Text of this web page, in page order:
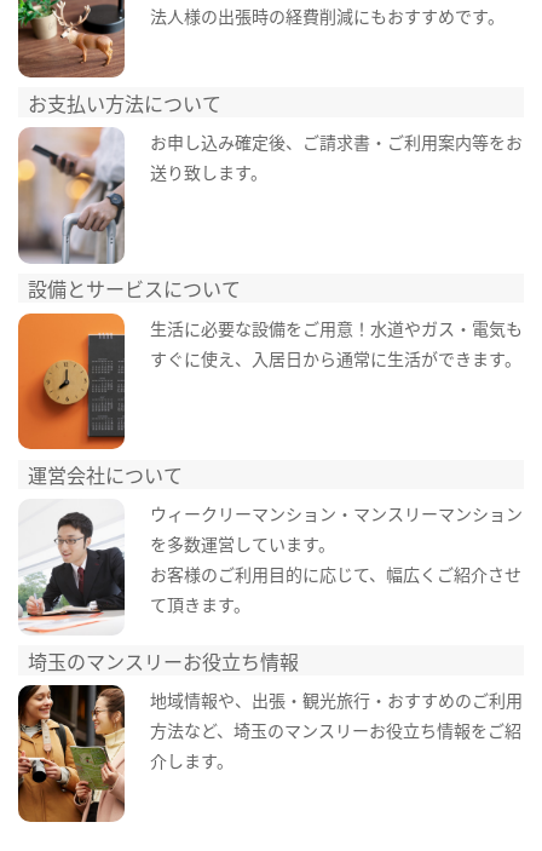
法人様の出張時の経費削減にもおすすめです。
お支払い方法について
お申し込み確定後、ご請求書・ご利用案内等をお
送り致します。
設備とサービスについて
生活に必要な設備をご用意！水道やガス・電気も
すぐに使え、入居日から通常に生活ができます。
運営会社について
ウィークリーマンション・マンスリーマンション
を多数運営しています。
お客様のご利用目的に応じて、幅広くご紹介させ
て頂きます。
埼玉のマンスリーお役立ち情報
地域情報や、出張・観光旅行・おすすめのご利用
方法など、埼玉のマンスリーお役立ち情報をご紹
介します。